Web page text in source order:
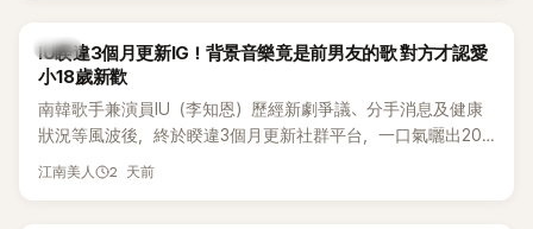
韓星
IU睽違3個月更新IG！背景音樂竟是前男友的歌 對方才認愛
小18歲新歡
南韓歌手兼演員IU（李知恩）歷經新劇爭議、分手消息及健康
狀況等風波後，終於睽違3個月更新社群平台，一口氣曬出20
張近況照，讓大批粉絲又驚又喜。不過，比起照片本身，更引
江南美人 2 天前